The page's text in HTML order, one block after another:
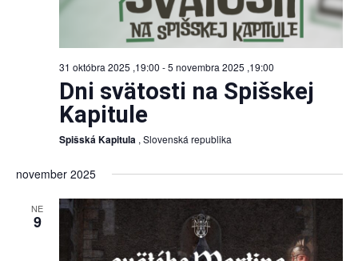
31 októbra 2025 ,19:00 -5 novembra 2025 ,19:00
Dni svätosti na Spišskej
Kapitule
Spišská Kapitula , Slovenská republika
november 2025
NE
9